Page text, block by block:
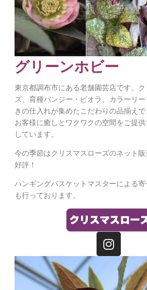
グリーンホビー
東京都調布市にある老舗園芸店です。
ズ、育種パンジー・ビオラ、カラーリー
きの仕入れが集めたこだわりの品揃え
お客様に癒しとワクワクの空間をご提
しています。
今の季節はクリスマスローズのネット
好評！
ハンギングバスケットマスターによる
も行っております。